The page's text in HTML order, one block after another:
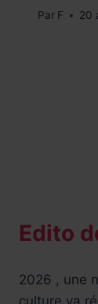
Par F 20
Edito
2026 , une